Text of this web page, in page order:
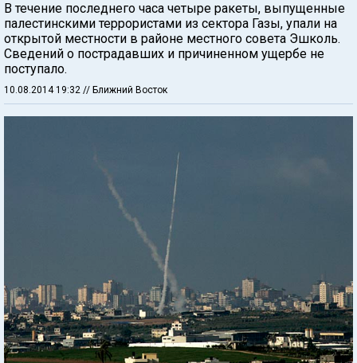
В течение последнего часа четыре ракеты, выпущенные
палестинскими террористами из сектора Газы, упали на
открытой местности в районе местного совета Эшколь.
Сведений о пострадавших и причиненном ущербе не
поступало.
10.08.2014 19:32 // Ближний Восток